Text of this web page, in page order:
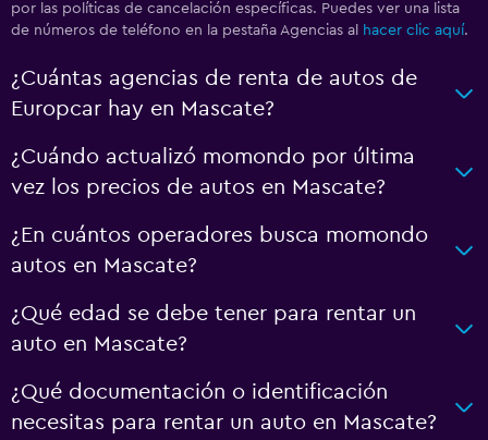
por las políticas de cancelación específicas. Puedes ver una lista
de números de teléfono en la pestaña Agencias al
hacer clic aquí.
¿Cuántas agencias de renta de autos de
Europcar hay en Mascate?
¿Cuándo actualizó momondo por última
vez los precios de autos en Mascate?
¿En cuántos operadores busca momondo
autos en Mascate?
¿Qué edad se debe tener para rentar un
auto en Mascate?
¿Qué documentación o identificación
necesitas para rentar un auto en Mascate?